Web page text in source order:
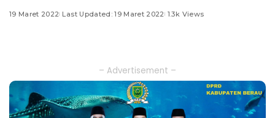
19 Maret 2022 Last Updated: 19 Maret 2022 1.3k Views
– Advertisement –